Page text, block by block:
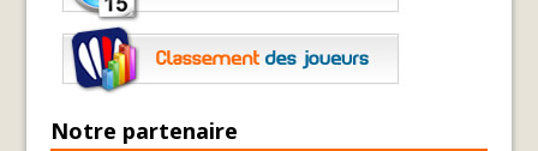
Notre partenaire